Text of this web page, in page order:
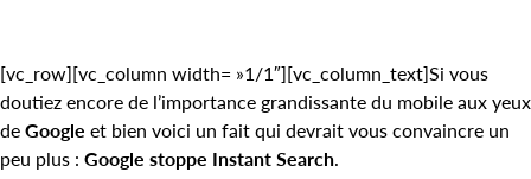
[vc_row][vc_column width= »1/1″][vc_column_text]Si vous
doutiez encore de l’importance grandissante du mobile aux yeux
deGoogle et bien voici un fait qui devrait vous convaincre un
peu plus : Google stoppe Instant Search.